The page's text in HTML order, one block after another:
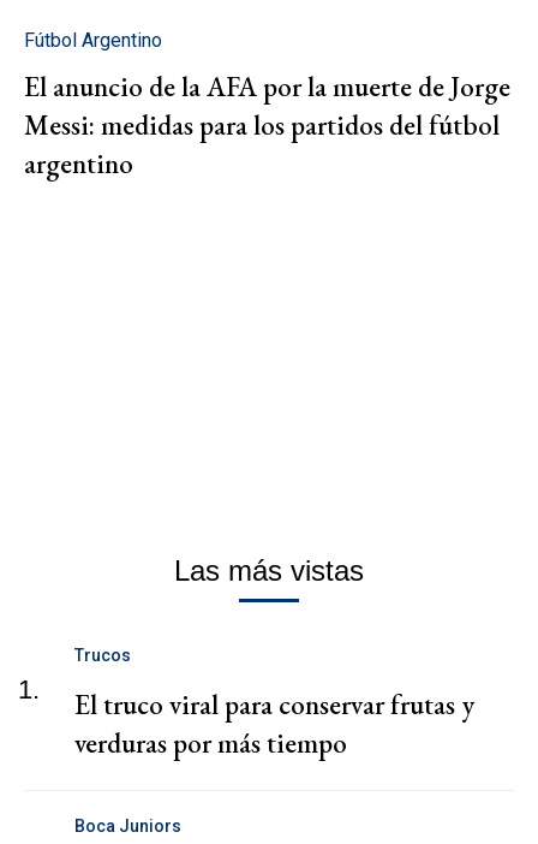
Fútbol Argentino
El anuncio de la AFA por la muerte de Jorge
Messi: medidas para los partidos del fútbol
argentino
Las más vistas
1.
Trucos
El truco viral para conservar frutas y
verduras por más tiempo
Boca Juniors